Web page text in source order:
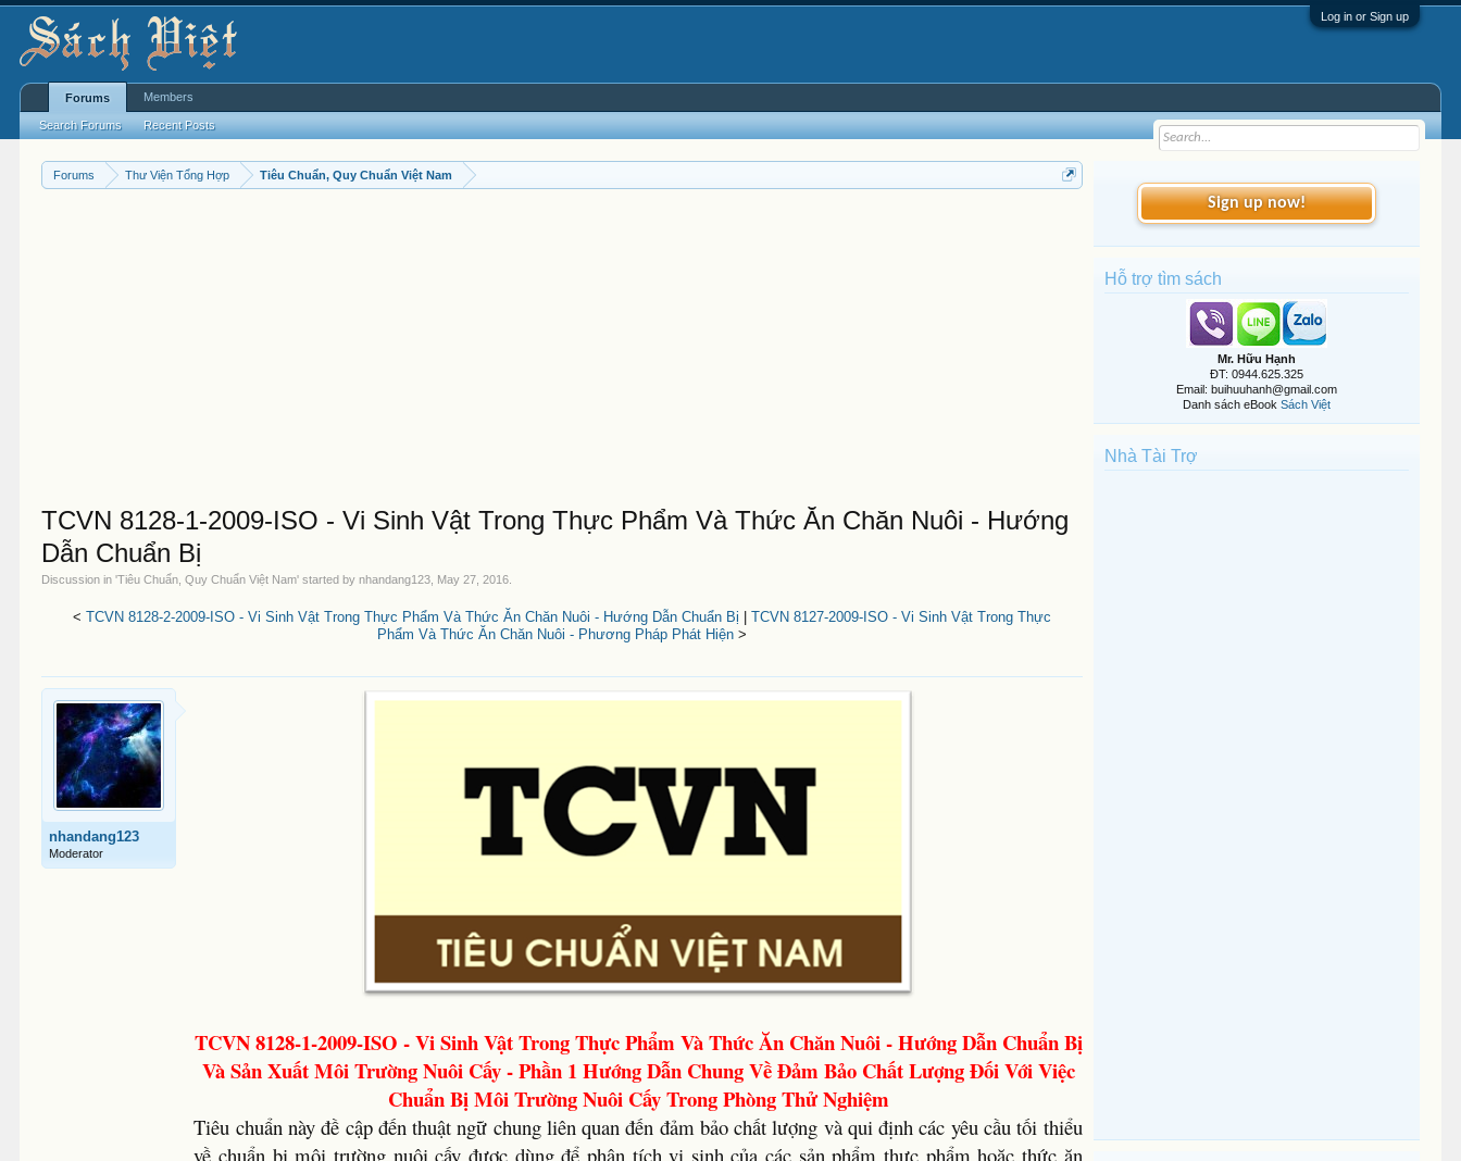
Log in or Sign up
Forums Thư Viện Tổng Hợp Tiêu Chuẩn, Quy Chuẩn Việt Nam
TCVN 8128-1-2009-ISO - Vi Sinh Vật Trong Thực Phẩm Và Thức Ăn Chăn Nuôi - Hướng
Dẫn Chuẩn Bị
Discussion in 'Tiêu Chuẩn, Quy Chuẩn Việt Nam' started bynhandang123 May 27, 2016
< TCVN 8128-2-2009-ISO - Vi Sinh Vật Trong Thực Phẩm Và Thức Ăn Chăn Nuôi - Hướng Dẫn Chuẩn Bị
TCVN 8127-2009-ISO - Vi Sinh Vật Trong Thực
Phẩm Và Thức Ăn Chăn Nuôi - Phương Pháp Phát Hiện >
nhandang123
Moderator
TCVN 8128-1-2009-ISO - Vi Sinh Vật Trong Thực Phẩm Và Thức Ăn Chăn Nuôi - Hướng Dẫn Chuẩn Bị
Và Sản Xuất Môi Trường Nuôi Cấy - Phần 1 Hướng Dẫn Chung Về Đảm Bảo Chất Lượng Đối Với Việc
Chuẩn Bị Môi Trường Nuôi Cấy Trong Phòng Thử Nghiệm
Tiêu chuẩn này đề cập đến thuật ngữ chung liên quan đến đảm bảo chất lượng và qui định các yêu cầu tối thiểu
về chuẩn bị môi trường nuôi cấy được dùng để phân tích vi sinh của các sản phẩm thực phẩm hoặc thức ăn
Sign up now!
Hỗ trợ tìm sách
Mr. Hữu Hạnh
ĐT: 0944.625.325
Email: buihuuhanh@gmail.com
Danh sách eBook Sách Việt
Nhà Tài Trợ
Forums
Search Forums Recent Posts
Members